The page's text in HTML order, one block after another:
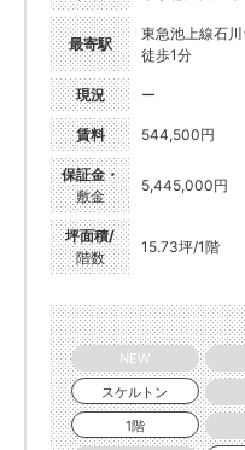
最寄駅
東急池上線石川
徒歩1分
現況 ー
賃料 544,500円
保証金・
敷金
5,445,000円
坪面積/
階数
15.73坪/1階
NEW
スケルトン
1階